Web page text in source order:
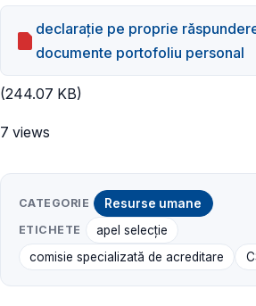
declarație pe proprie
documente portofoliu personal
(244.07 KB)
7 views
CATEGORIE Resurse umane
ETICHETE
apel selecție
comisie specializată de acreditare